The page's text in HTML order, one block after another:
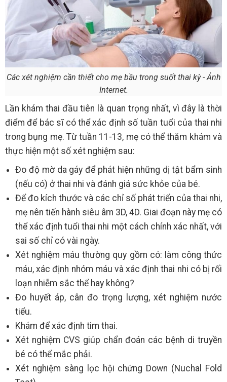
Các xét nghiệm cần thiết cho mẹ bầu trong suốt thai kỳ - Ảnh
Internet.
Lần khám thai đầu tiên là quan trọng nhất, vì đây là thời
điểm để bác sĩ có thể xác định số tuần tuổi của thai nhi
trong bụng mẹ. Từ tuần 11-13, mẹ có thể thăm khám và
thực hiện một số xét nghiệm sau:
Đo độ mờ da gáy để phát hiện những dị tật bẩm sinh
(nếu có) ở thai nhi và đánh giá sức khỏe của bé.
Để đo kích thước và các chỉ số phát triển của thai nhi,
mẹ nên tiến hành siêu âm 3D, 4D. Giai đoạn này mẹ có
thể xác định tuổi thai nhi một cách chính xác nhất, với
sai số chỉ có vài ngày.
Xét nghiệm máu thường quy gồm có: làm công thức
máu, xác định nhóm máu và xác định thai nhi có bị rối
loạn nhiễm sắc thể hay không?
Đo huyết áp, cân đo trọng lượng, xét nghiệm nước
tiểu.
Khám để xác định tim thai.
Xét nghiệm CVS giúp chẩn đoán các bệnh di truyền
bé có thể mắc phải.
Xét nghiệm sàng lọc hội chứng Down (Nuchal Fold